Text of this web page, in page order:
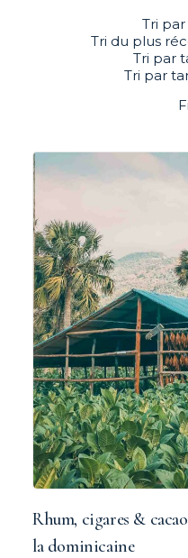
Tri
Tri du plus
Tri par
Tri par
Rhum, cigares &
la dominicaine